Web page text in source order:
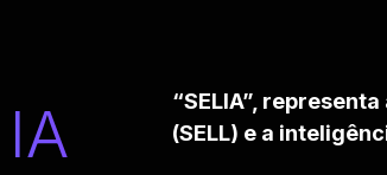
“SELIA”,
(SELL) e a